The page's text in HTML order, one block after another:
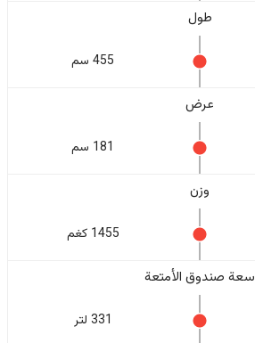
طول
455 سم
عرض
181 سم
وزن
1455 كغم
سعة صندوق الأمتعة
331 لتر